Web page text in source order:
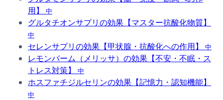
用】
中
グルタチオンサプリの効果【マスター抗酸化物質】
中
セレンサプリの効果【甲状腺・抗酸化への作用】 中
レモンバーム（メリッサ）の効果【不安・不眠・ス
トレス対策】
中
ホスファチジルセリンの効果【記憶力・認知機能】
中